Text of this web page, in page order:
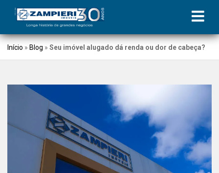
Início » Blog » Seu imóvel alugado dá renda ou dor de cabeça?